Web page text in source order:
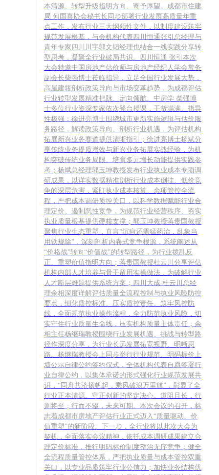
本清源、转型升级指明方向、寄予厚望。成都市住建
局 何国喜协会秘书长同步部署行业发展高质量年重
点工作，发布行业三大纲领性文件，以制度建设筑牢
规范发展根基，与会机构代表四川恒通张引总经理与
青年专家四川川宇郭文韬经理也结合一线实践分享转
型思考，凝聚全行业破局共识。四川恒通 张引本次
大会特邀中国房地产估价师与房地产经纪人学会常务
副会长柴强博士莅临指导，立足全国行业发展大势，
高屋建瓴剖析政策导向与市场变革趋势，为成都评估
行业转型发展精准把脉、定向领航。中房学 柴强博
士多位行业资深专家依次登台授课，干货满满、指导
性极强：徐进亮博士围绕城市更新实施逻辑与估价服
务路径，解读政策导向、剖析行业机遇，为评估机构
拓展新兴业务赛道提供清晰指引；徐进亮博士杨斌分
享传统业务提质增效与新兴业务拓展实战经验，为机
构突破传统业务局限、培育多元增长动能提供实践参
考；杨斌总经理郭玉坤教授发布行业执业成本专项调
研成果，以详实数据精准剖析行业成本倒挂、低价竞
争的深层危害，紧盯执业成本核算、余项管控全流
程，严把成本调研质控关口，以科学数据赋能行业合
理定价、遏制恶性竞争，为规范行业经营秩序、夯实
执业质量根基提供硬核支撑；郭玉坤教授蒋贵国教授
聚焦行业生态重塑，直言“沉疴还需猛药治，乱象当
用铁规除”，深刻剖析内卷式竞争根源，系统阐述从
“价格战”转向“价值战”的转型路径，为行业拨乱反
正、重塑价值指明方向；蒋贵国教授杜云川分享评估
机构内部人才培养与骨干留用实操做法，为破解行业
人才断层难题提供系统方案；四川大成 杜云川总经
理余相深度详解评估质量全流程控制与执业风险防控
要点，细化质控标准、压实质控责任、筑牢风控防
线，全面规范执业操作流程，全力防范执业风险，切
实守住行业质量生命线，压实机构质量主体责任；余
相主任杨继瑞教授围绕行业发展机遇、挑战与转型路
径作深度分享，为行业长远发展拓宽视野、明晰思
路。杨继瑞教授会上同步举行行业规范、明码标价上
墙公示自律公约签约仪式，全体机构代表自愿签署行
业自律公约，以集体承诺的形式强化行业规范发展共
识，“同舟共济扬帆起，乘风破浪万里航”，彰显了全
行业正本清源、守正创新的坚定决心。道阻且长，行
则将至；行而不辍，未来可期。本次会议的召开，标
志着成都市房地产评估行业正式迈入“质量驱动、价
值重塑”的新阶段。下一步，全行业将以此次大会为
契机，全面落实会议精神，依托成本调研成果建立合
理定价标准，推行明码标价制度整治无序竞争；健全
全流程质量管控体系，严把执业质量与成本管控双重
关口，以专业品质筑牢行业公信力；加快业务结构优